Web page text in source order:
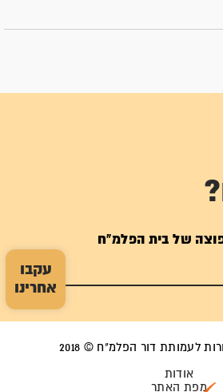
עקבו
אחרינו
של בית הפלמ"ח
לעמותת דור הפלמ"ח © 2018
אודות
מפת האתר